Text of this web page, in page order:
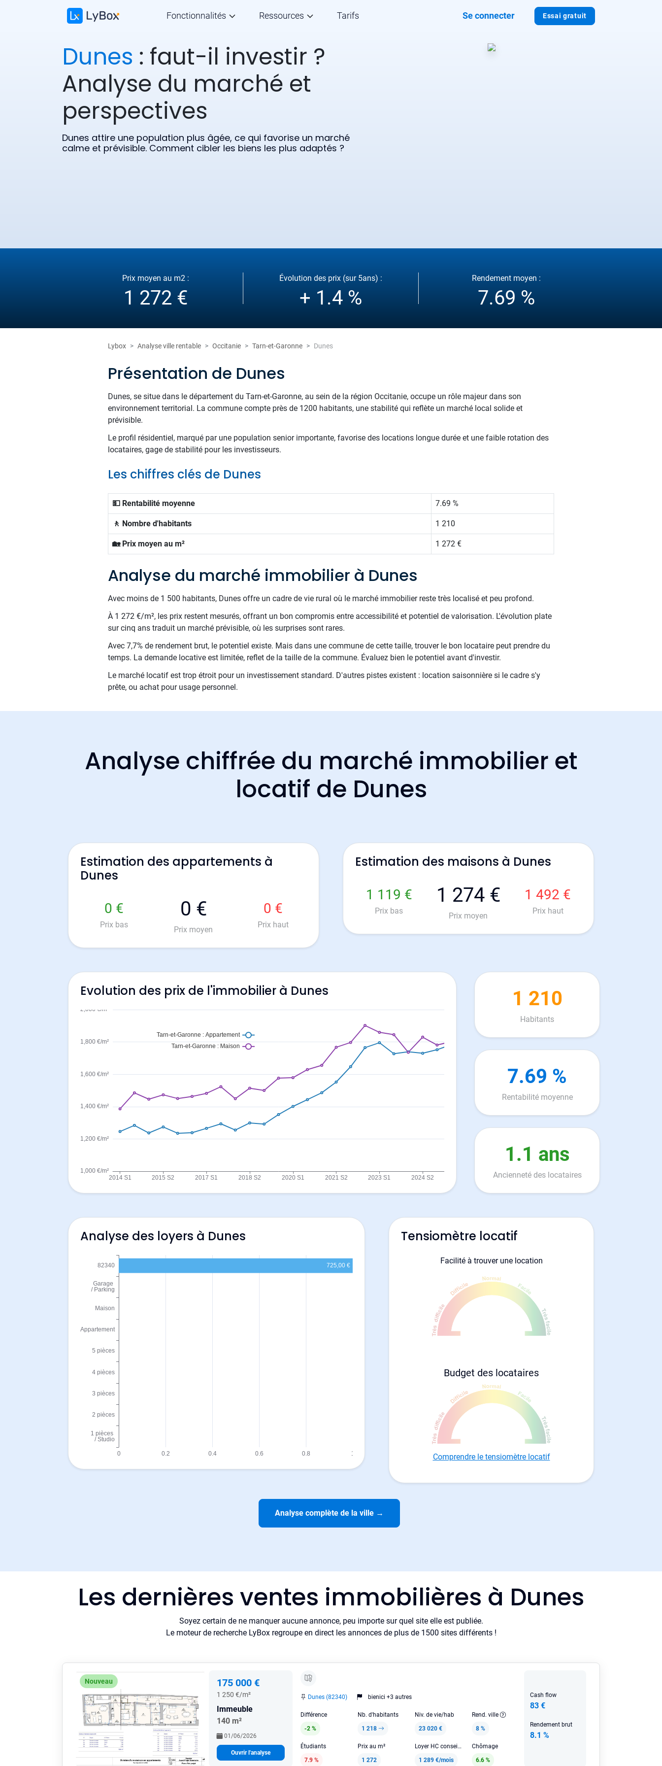
Essai gratuit
Fonctionnalités Ressources Tarifs Se connecter
Dunes : faut-il investir ?
Analyse du marché et
perspectives
Dunes attire une population plus âgée, ce qui favorise un marché
calme et prévisible. Comment cibler les biens les plus adaptés ?
Prix moyen au m2 :
1 272 €
Évolution des prix (sur 5ans) :
+ 1.4 %
Rendement moyen :
7.69 %
Lybox Analyse ville rentable Occitanie Tarn-et-Garonne Dunes
Présentation de Dunes
Dunes, se situe dans le département du Tarn-et-Garonne, au sein de la région Occitanie, occupe un rôle majeur dans son
environnement territorial. La commune compte près de 1200 habitants, une stabilité qui reflète un marché local solide et
prévisible.
Le profil résidentiel, marqué par une population senior importante, favorise des locations longue durée et une faible rotation des
locataires, gage de stabilité pour les investisseurs.
Les chiffres clés de Dunes
💵 Rentabilité moyenne 7.69 %
🚶 Nombre d'habitants 1 210
🏡 Prix moyen au m² 1 272 €
Analyse du marché immobilier à Dunes
Avec moins de 1 500 habitants, Dunes offre un cadre de vie rural où le marché immobilier reste très localisé et peu profond.
À 1 272 €/m², les prix restent mesurés, offrant un bon compromis entre accessibilité et potentiel de valorisation. L'évolution plate
sur cinq ans traduit un marché prévisible, où les surprises sont rares.
Avec 7,7% de rendement brut, le potentiel existe. Mais dans une commune de cette taille, trouver le bon locataire peut prendre du
temps. La demande locative est limitée, reflet de la taille de la commune. Évaluez bien le potentiel avant d'investir.
Le marché locatif est trop étroit pour un investissement standard. D'autres pistes existent : location saisonnière si le cadre s'y
prête, ou achat pour usage personnel.
Analyse chiffrée du marché immobilier et
locatif de Dunes
Estimation des appartements à
Dunes
0 €
Prix bas
0 €
Prix moyen
0 €
Prix haut
Estimation des maisons à Dunes
1 119 €
Prix bas
1 274 €
Prix moyen
1 492 €
Prix haut
Evolution des prix de l'immobilier à Dunes 1 210
Habitants
7.69 %
Rentabilité moyenne
1.1 ans
Ancienneté des locataires
Analyse des loyers à Dunes Tensiomètre locatif
Facilité à trouver une location
Budget des locataires
Comprendre le tensiomètre locatif
Analyse complète de la ville →
Les dernières ventes immobilières à Dunes
Soyez certain de ne manquer aucune annonce, peu importe sur quel site elle est publiée.
Le moteur de recherche LyBox regroupe en direct les annonces de plus de 1500 sites différents !
Nouveau 175 000 €
1 250 €/m²
Immeuble
140 m²
01/06/2026
Ouvrir l'analyse
Dunes (82340) bienici +3 autres
Différence
-2 %
Nb. d'habitants
1 218
Niv. de vie/hab
23 020 €
Rend. ville
8 %
Étudiants
7.9 %
Prix au m²
1 272
Loyer HC conseillé
1 289 €/mois
Chômage
6.6 %
Cash flow
83 €
Rendement brut
8.1 %